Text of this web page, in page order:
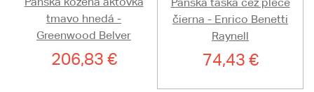
tmavo hnedá -
Greenwood Belver
206,83 €
čierna - Enrico Benetti
Raynell
74,43 €